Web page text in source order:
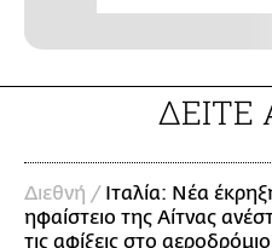
Διεθνή / Ιταλία: Νέα
ηφαίστειο της Αίτνας
τις αφίξεις στο